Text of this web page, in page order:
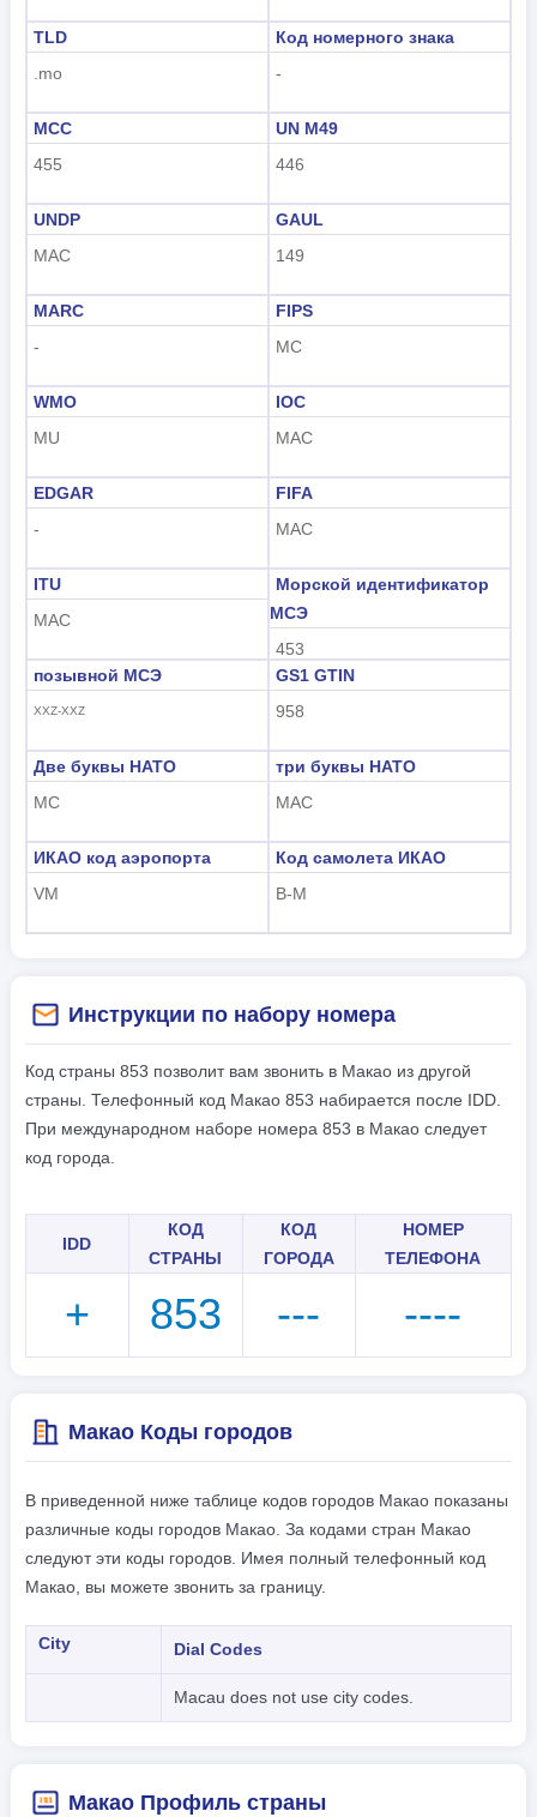
TLD
.mo
Код номерного знака
-
MCC
455
UN M49
446
UNDP
MAC
GAUL
149
MARC
-
FIPS
MC
WMO
MU
IOC
MAC
EDGAR
-
FIFA
MAC
ITU
MAC
Морской идентификатор
МСЭ
453
позывной МСЭ
XXZ-XXZ
GS1 GTIN
958
Две буквы НАТО
MC
три буквы НАТО
MAC
ИКАО код аэропорта
VM
Код самолета ИКАО
B-M
Инструкции по набору номера
Код страны 853 позволит вам звонить в Макао из другой
страны. Телефонный код Макао 853 набирается после IDD.
При международном наборе номера 853 в Макао следует
код города.
IDD
КОД
СТРАНЫ
КОД
ГОРОДА
НОМЕР
ТЕЛЕФОНА
+ 853 --- ----
Макао Коды городов
В приведенной ниже таблице кодов городов Макао показаны
различные коды городов Макао. За кодами стран Макао
следуют эти коды городов. Имея полный телефонный код
Макао, вы можете звонить за границу.
City Dial Codes
Macau does not use city codes.
Макао Профиль страны